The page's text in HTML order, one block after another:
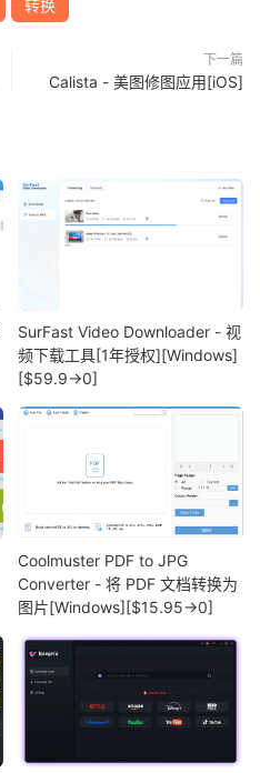
转换
下一篇
Calista - 美图修图应用[iOS]
SurFast Video Downloader - 视
频下载工具[1年授权][Windows]
[$59.9→0]
Coolmuster PDF to JPG
Converter - 将 PDF 文档转换为
图片[Windows][$15.95→0]